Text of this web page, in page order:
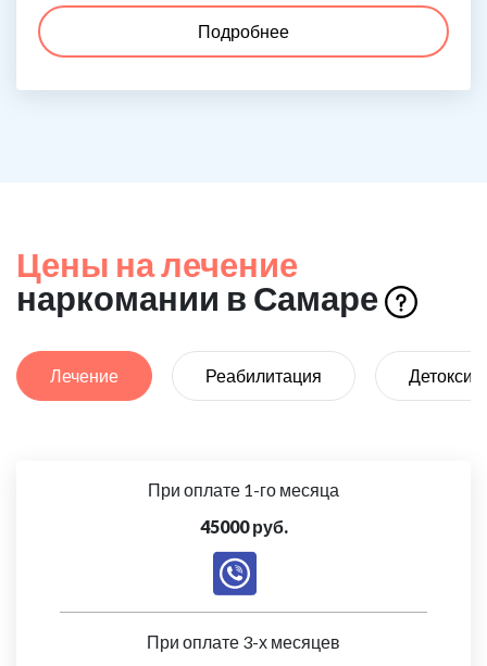
Подробнее
Цены на лечение
наркомании в Самаре
Лечение Реабилитация
При оплате 1-го месяца
45000 руб.
При оплате 3-х месяцев